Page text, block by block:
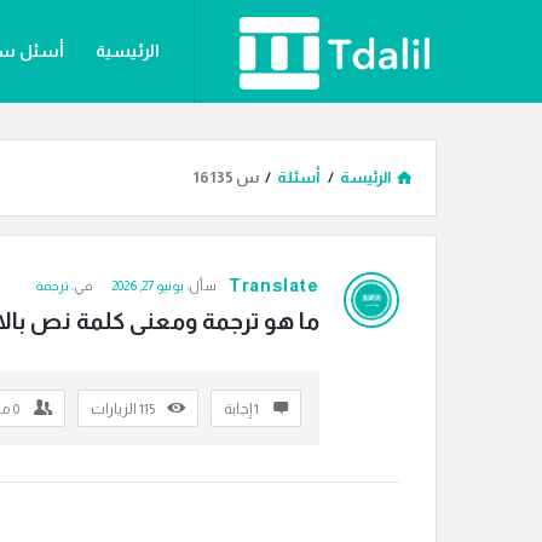
الترجمة
الترجمة
القائمة
الرئيسية أسئل
الرئيسة / أسئلة / س 16135
الترجمة
Translate سأل: يونيو 27, 2026 في: ترجمة
ما هو ترجمة ومعنى كلمة نص
‫1 إجابة 115 الزيارات 0